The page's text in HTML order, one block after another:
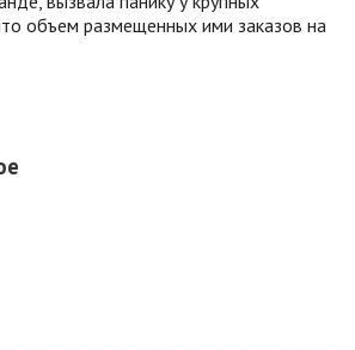
объем размещенных ими заказов на